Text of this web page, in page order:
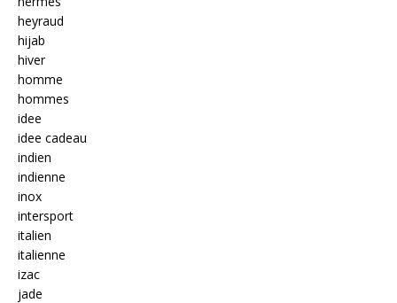
heyraud
hijab
hiver
homme
hommes
idee
idee cadeau
indien
indienne
inox
intersport
italien
italienne
izac
jade